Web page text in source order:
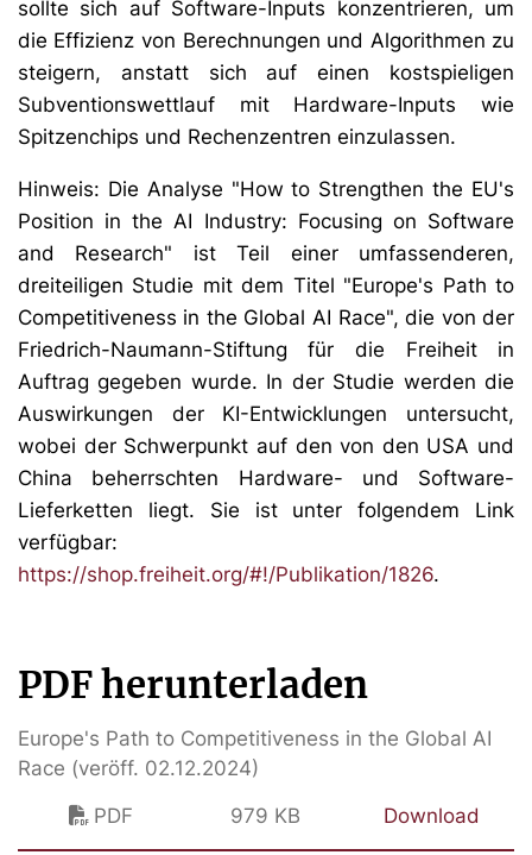
sollte sich auf Software-Inputs konzentrieren, um
die Effizienz von Berechnungen und Algorithmen zu
steigern, anstatt sich auf einen kostspieligen
Subventionswettlauf mit Hardware-Inputs wie
Spitzenchips und Rechenzentren einzulassen.
Hinweis: Die Analyse "How to Strengthen the EU's
Position in the AI Industry: Focusing on Software
and Research" ist Teil einer umfassenderen,
dreiteiligen Studie mit dem Titel "Europe's Path to
Competitiveness in the Global AI Race", die von der
Friedrich-Naumann-Stiftung für die Freiheit in
Auftrag gegeben wurde. In der Studie werden die
Auswirkungen der KI-Entwicklungen untersucht,
wobei der Schwerpunkt auf den von den USA und
China beherrschten Hardware- und Software-
Lieferketten liegt. Sie ist unter folgendem Link
verfügbar:
https://shop.freiheit.org/#!/Publikation/1826.
PDF herunterladen
Europe's Path to Competitiveness in the Global AI
Race (veröff. 02.12.2024)
PDF
979 KB Download